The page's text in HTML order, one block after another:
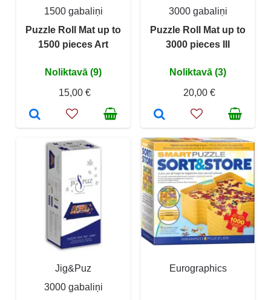
1500 gabaliņi
Puzzle Roll Mat up to
1500 pieces Art
Noliktavā (9)
15,00 €
3000 gabaliņi
Puzzle Roll Mat up to
3000 pieces III
Noliktavā (3)
20,00 €
Jig&Puz
3000 gabaliņi
Eurographics